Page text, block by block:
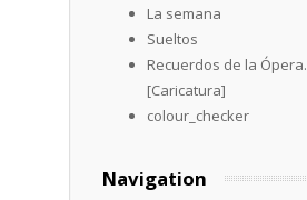
La semana
Sueltos
Recuerdos de la Ópera.
[Caricatura]
colour_checker
Navigation